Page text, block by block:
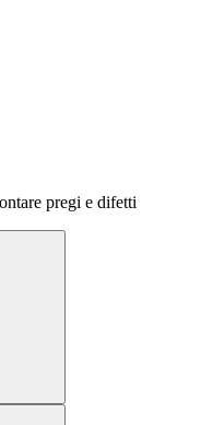
pregi e difetti